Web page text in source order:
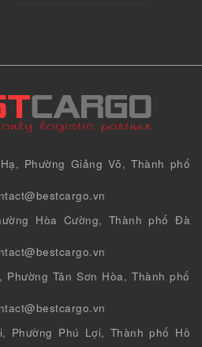
Phường Giảng Võ, Thành phố
Hòa Cường, Thành phố Đà
Phường Tân Sơn Hòa, Thành phố
Phường Phú Lợi, Thành phố Hồ